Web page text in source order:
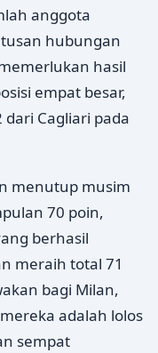
anggota
hubungan
hasil
empat besar,
Cagliari pada
menutup musim
70 poin,
berhasil
meraih total 71
bagi Milan,
adalah lolos
sempat